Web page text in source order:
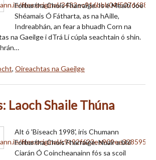
Forbartha Chois Fharraige. Is é Meaití Joe
Shéamais Ó Fátharta, as na hAille,
Indreabhán, an fear a bhuadh Corn na
na Gaeilge i dTrá Lí cúpla seachtain ó shin.
, Oireachtas na Gaeilge
Laoch Shaile Thúna
Alt ó 'Biseach 1998', iris Chumann
Forbartha Chois Fharraige. Nuair a bhí
Ciarán Ó Coincheanainn fós sa scoil